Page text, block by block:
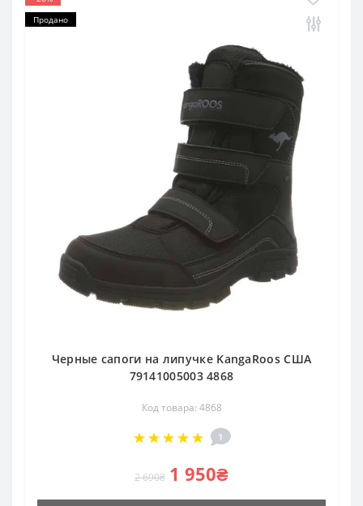
Продано
Черные сапоги на липучке KangaRoos США
79141005003 4868
Код товара: 4868
1
2 690₴ 1 950₴